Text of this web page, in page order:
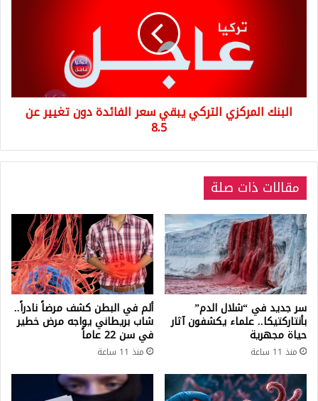
عن
البنك المركزي التركي يبقي سعر الفائدة دون تغيير عن
8.5
مقالات ذات صلة
سر جديد في “شلال الدم”
بأنتاركتيكا.. علماء يكشفون آثار
حياة مجهرية
منذ 11 ساعة
ألم في البطن كشف مرضاً نادراً..
شاب بريطاني يواجه مرض خطير
في سن 22 عاماً
منذ 11 ساعة